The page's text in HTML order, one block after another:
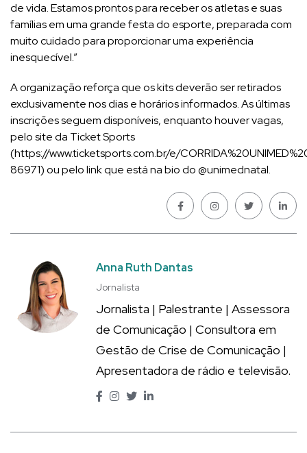
de vida. Estamos prontos para receber os atletas e suas
famílias em uma grande festa do esporte, preparada com
muito cuidado para proporcionar uma experiência
inesquecível.”
A organização reforça que os kits deverão ser retirados
exclusivamente nos dias e horários informados. As últimas
inscrições seguem disponíveis, enquanto houver vagas,
pelo site da Ticket Sports
(https://www.ticketsports.com.br/e/
86971) ou pelo link que está na bio do @unimednatal.
Anna Ruth Dantas
Jornalista
Jornalista | Palestrante | Assessora
de Comunicação | Consultora em
Gestão de Crise de Comunicação |
Apresentadora de rádio e televisão.